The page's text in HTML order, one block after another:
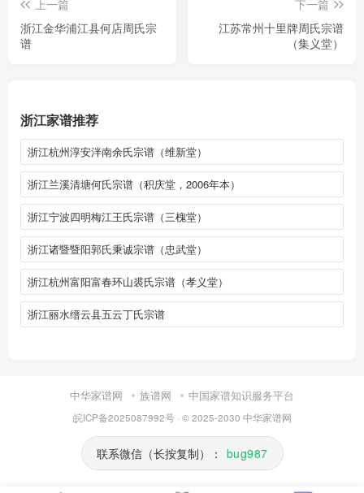
上一篇
浙江金华浦江县何店周氏宗
谱
下一篇
江苏常州十里牌周氏宗谱
（集义堂）
浙江家谱推荐
浙江杭州淳安泮南余氏宗谱（维新堂）
浙江兰溪清塘何氏宗谱（积庆堂，2006年本）
浙江宁波四明梅江王氏宗谱（三槐堂）
浙江诸暨暨阳郭氏秉诚宗谱（忠武堂）
浙江杭州富阳富春环山裘氏宗谱（孝义堂）
浙江丽水缙云县五云丁氏宗谱
中华家谱网 族谱网 中国家谱知识服务平台
皖ICP备2025087992号· © 2025-2030 中华家谱网
联系微信（长按复制）： bug987